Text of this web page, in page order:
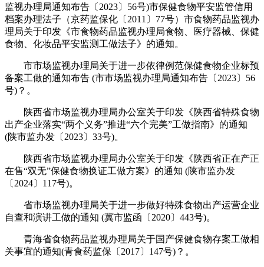
监视办理局通知布告〔2023〕56号)市保健食物平安监管信用
档案办理法子（京药监保化〔2011〕77号）市食物药品监视办
理局关于印发《市食物药品监视办理局食物、医疗器械、保健
食物、化妆品平安监测工做法子》的通知。
市市场监视办理局关于进一步依律例范保健食物企业标预
备案工做的通知布告 (市市场监视办理局通知布告〔2023〕56
号)？。
陕西省市场监视办理局办公室关于印发《陕西省特殊食物
出产企业落实“两个义务”推进“六个完美”工做指南》的通知
(陕市监办发〔2023〕33号)。
陕西省市场监视办理局办公室关于印发《陕西省正在产正
在售“双无”保健食物换证工做方案》的通知 (陕市监办发
〔2024〕117号)。
省市场监视办理局关于进一步做好特殊食物出产运营企业
自查和演讲工做的通知 (冀市监函〔2020〕443号)。
青海省食物药品监视办理局关于国产保健食物存案工做相
关事宜的通知(青食药监保〔2017〕147号)？。